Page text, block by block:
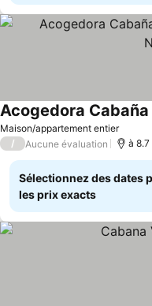
Maison/appartement entier
/ Aucune évaluation à
Sélectionnez des dates
les prix exacts